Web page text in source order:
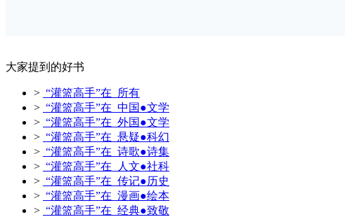
大家提到的好书
> “灌篮高手”在 所有
> “灌篮高手”在 中国●文学
> “灌篮高手”在 外国●文学
> “灌篮高手”在 悬疑●科幻
> “灌篮高手”在 诗歌●诗集
> “灌篮高手”在 人文●社科
> “灌篮高手”在 传记●历史
> “灌篮高手”在 漫画●绘本
> “灌篮高手”在 经典●致敬